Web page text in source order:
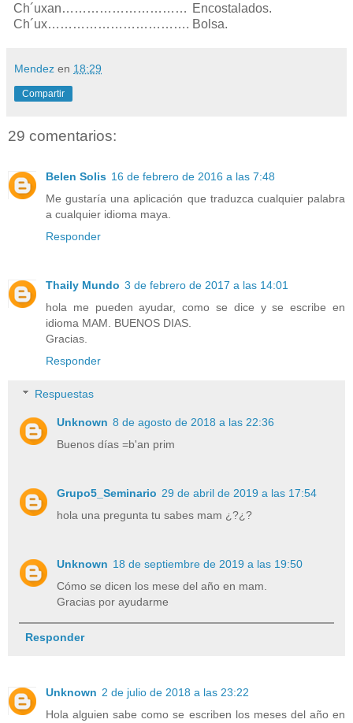
Ch´uxan…………………………
Ch´ux…………………………….
Encostalados.
Bolsa.
Mendez en 18:29
Compartir
29 comentarios:
Belen Solis 16 de febrero de 2016 a las 7:48
Me gustaría una aplicación que traduzca cualquier palabra
a cualquier idioma maya.
Responder
Thaily Mundo 3 de febrero de 2017 a las 14:01
hola me pueden ayudar, como se dice y se escribe en
idioma MAM. BUENOS DIAS.
Gracias.
Responder
Respuestas
Unknown 8 de agosto de 2018 a las 22:36
Buenos días =b'an prim
Grupo5_Seminario 29 de abril de 2019 a las 17:54
hola una pregunta tu sabes mam ¿?¿?
Unknown 18 de septiembre de 2019 a las 19:50
Cómo se dicen los mese del año en mam.
Gracias por ayudarme
Responder
Unknown 2 de julio de 2018 a las 23:22
Hola alguien sabe como se escriben los meses del año en